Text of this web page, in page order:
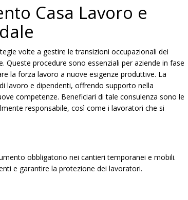
Casa Lavoro e
volte a gestire le transizioni occupazionali dei
Queste procedure sono essenziali per aziende in fase
la forza lavoro a nuove esigenze produttive. La
lavoro e dipendenti, offrendo supporto nella
competenze. Beneficiari di tale consulenza sono le
responsabile, così come i lavoratori che si
obbligatorio nei cantieri temporanei e mobili.
e garantire la protezione dei lavoratori.